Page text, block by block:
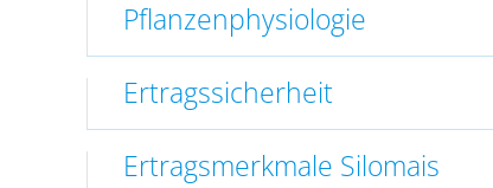
Pflanzenphysiologie
Ertragssicherheit
Ertragsmerkmale Silomais